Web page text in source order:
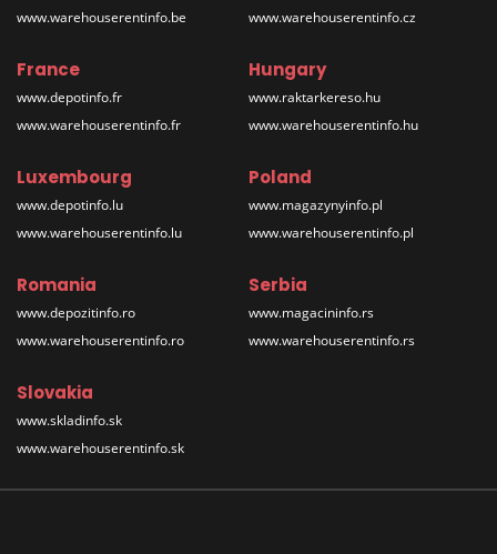
www.warehouserentinfo.be
www.warehouserentinfo.cz
France
www.depotinfo.fr
www.warehouserentinfo.fr
Hungary
www.raktarkereso.hu
www.warehouserentinfo.hu
Luxembourg
www.depotinfo.lu
www.warehouserentinfo.lu
Poland
www.magazynyinfo.pl
www.warehouserentinfo.pl
Romania
www.depozitinfo.ro
www.warehouserentinfo.ro
Serbia
www.magacininfo.rs
www.warehouserentinfo.rs
Slovakia
www.skladinfo.sk
www.warehouserentinfo.sk